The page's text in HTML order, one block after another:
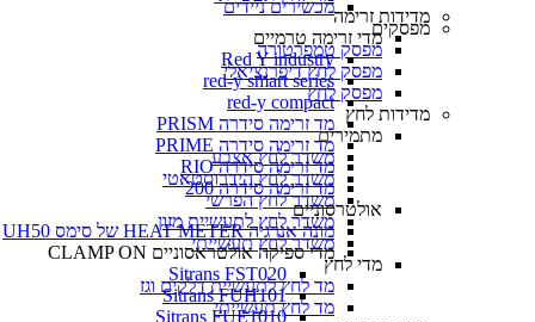
מכשירים ניידים
מפסקים
מפסק טמפרטורה
מפסק לחץ דיפרנציאלי
מפסק לחץ
מדידות לחץ
מתמירים
משדר לחץ אצבע
משדר לחץ הידרוסטאטי
משדר לחץ הפרשי
משדר לחץ לתעשיית מזון
משדר לחץ תעשייתי
מדי לחץ
מד לחץ לתעשיית דלקים וגז
מד לחץ תעשייתי
מדידות זרימה
מדי זרימה טרמיים
Red Y industry
red-y smart series
red-y compact
מד זרימה סידרה PRISM
מד זרימה סידרה PRIME
מד זרימה סידרה RIO
מד זרימה סידרה 200
אולטרסוניים
מונה אנרגיה HEAT METER של סימס UH50
מדי ספיקה אולטראסוניים CLAMP ON
Sitrans FST020
Sitrans FUH101
Sitrans FUE1010